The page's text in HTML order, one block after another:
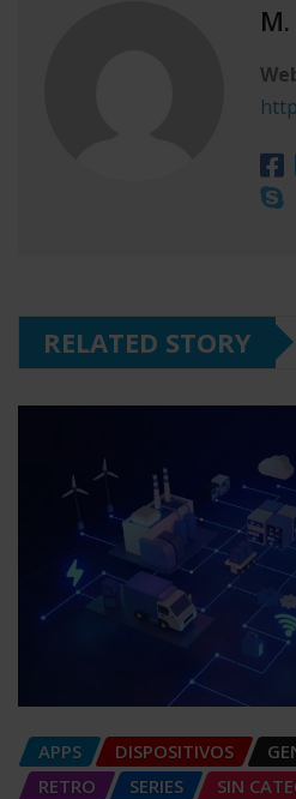
RELATED STORY
APPS DISPOSITIVOS
RETRO
SERIES
SIN